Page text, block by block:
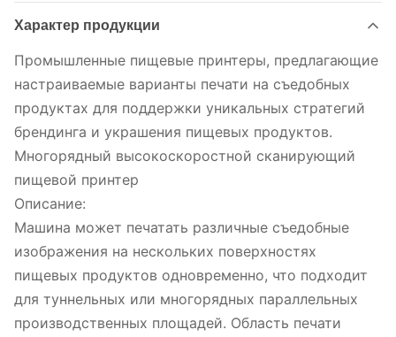
Характер продукции
Промышленные пищевые принтеры, предлагающие
настраиваемые варианты печати на съедобных
продуктах для поддержки уникальных стратегий
брендинга и украшения пищевых продуктов.
Многорядный высокоскоростной сканирующий
пищевой принтер
Описание:
Машина может печатать различные съедобные
изображения на нескольких поверхностях
пищевых продуктов одновременно, что подходит
для туннельных или многорядных параллельных
производственных площадей. Область печати